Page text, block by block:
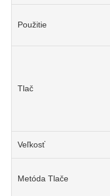
Použitie
Tlač
Veľkosť
Metóda Tlače